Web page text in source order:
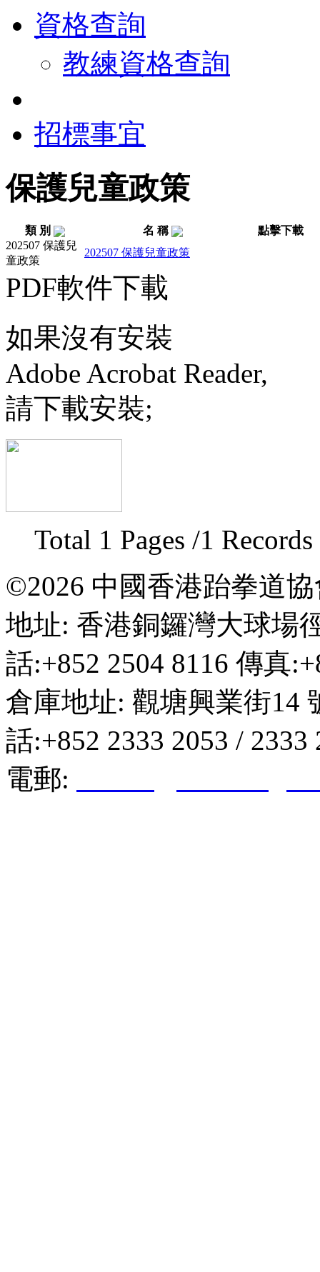
資格查詢
教練資格查詢
招標事宜
保護兒童政策
類 別 名 稱
點擊下載
202507 保護兒
童政策
202507 保護兒童政策
PDF軟件下載
如果沒有安裝
Adobe Acrobat Reader,
請下載安裝;
Total 1 Pages /1 Records
©2026 中國香港跆拳道
地址: 香港銅鑼灣大球場
話:+852 2504 8116 傳真
倉庫地址: 觀塘興業街14
話:+852 2333 2053 /
電郵: